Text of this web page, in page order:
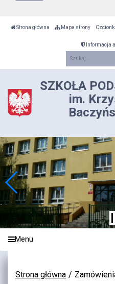
Strona główna Mapa strony
Informacja
SZKOŁA
im.
Menu
Strona główna